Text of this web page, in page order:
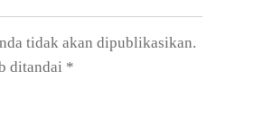
tidak akan dipublikasikan.
ditandai *